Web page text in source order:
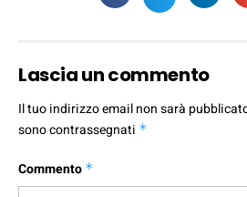
Lascia un commento
Il tuo indirizzo email non sarà
sono contrassegnati *
Commento *